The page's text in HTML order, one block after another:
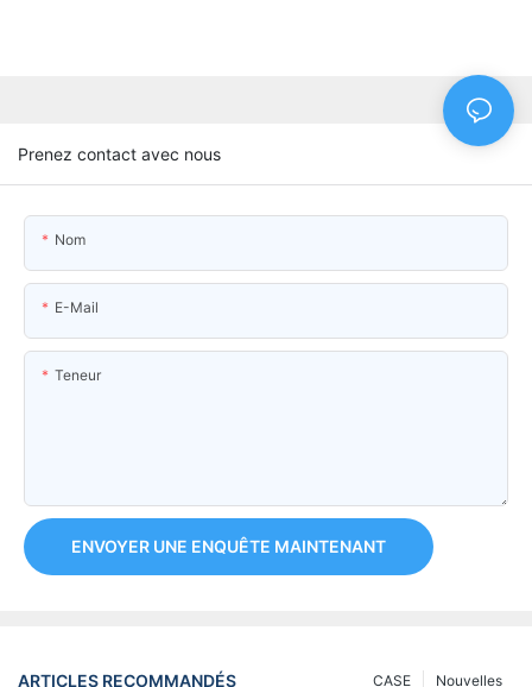
Prenez contact avec nous
Nom
E-Mail
Teneur
ENVOYER UNE ENQUÊTE MAINTENANT
ARTICLES RECOMMANDÉS Nouvelles
CASE